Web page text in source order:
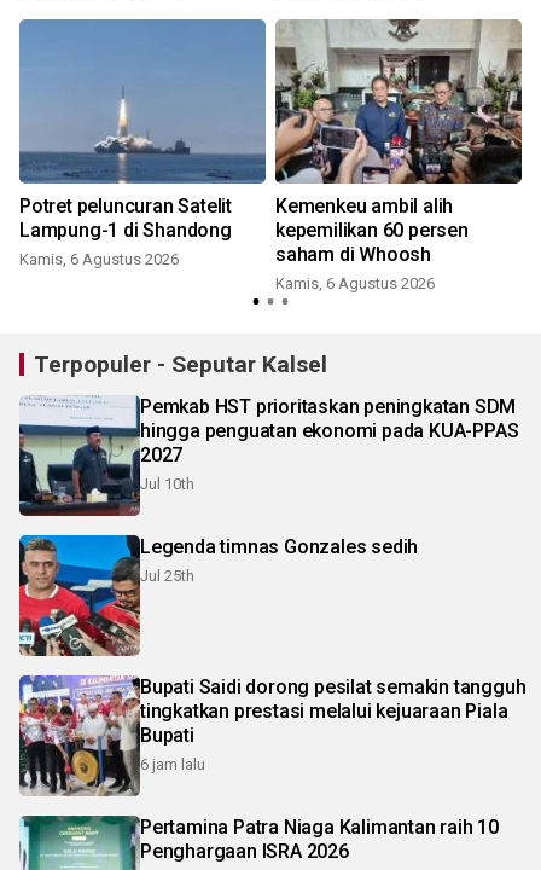
Potret peluncuran Satelit
Lampung-1 di Shandong
Kamis, 6 Agustus 2026
Kemenkeu ambil alih
kepemilikan 60 persen
saham di Whoosh
Kamis, 6 Agustus 2026
Terpopuler - Seputar Kalsel
Pemkab HST prioritaskan peningkatan SDM
hingga penguatan ekonomi pada KUA-PPAS
2027
Jul 10th
Legenda timnas Gonzales sedih
Jul 25th
Bupati Saidi dorong pesilat semakin tangguh
tingkatkan prestasi melalui kejuaraan Piala
Bupati
6 jam lalu
Pertamina Patra Niaga Kalimantan raih 10
Penghargaan ISRA 2026